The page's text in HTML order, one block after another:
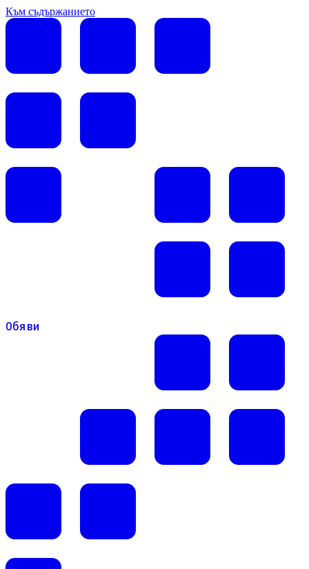
Към съдържанието
Обяви